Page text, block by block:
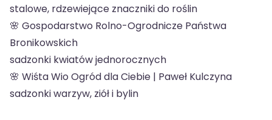
stalowe, rdzewiejące znaczniki do roślin
🌸 Gospodarstwo Rolno-Ogrodnicze Państwa
Bronikowskich
sadzonki kwiatów jednorocznych
🌸 Wiśta Wio Ogród dla Ciebie | Paweł Kulczyna
sadzonki warzyw, ziół i bylin